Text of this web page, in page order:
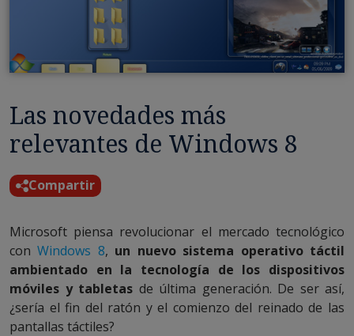
Las novedades más
relevantes de Windows 8
Compartir
Microsoft piensa revolucionar el mercado tecnológico
conWindows 8, un nuevo sistema operativo táctil
ambientado en la tecnología de los dispositivos
móviles y tabletas de última generación. De ser así,
¿sería el fin del ratón y el comienzo del reinado de las
pantallas táctiles?